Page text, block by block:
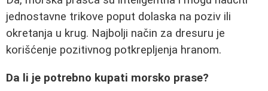
jednostavne trikove poput dolaska na poziv ili
okretanja u krug. Najbolji način za dresuru je
korišćenje pozitivnog potkrepljenja hranom.
Da li je potrebno kupati morsko prase?